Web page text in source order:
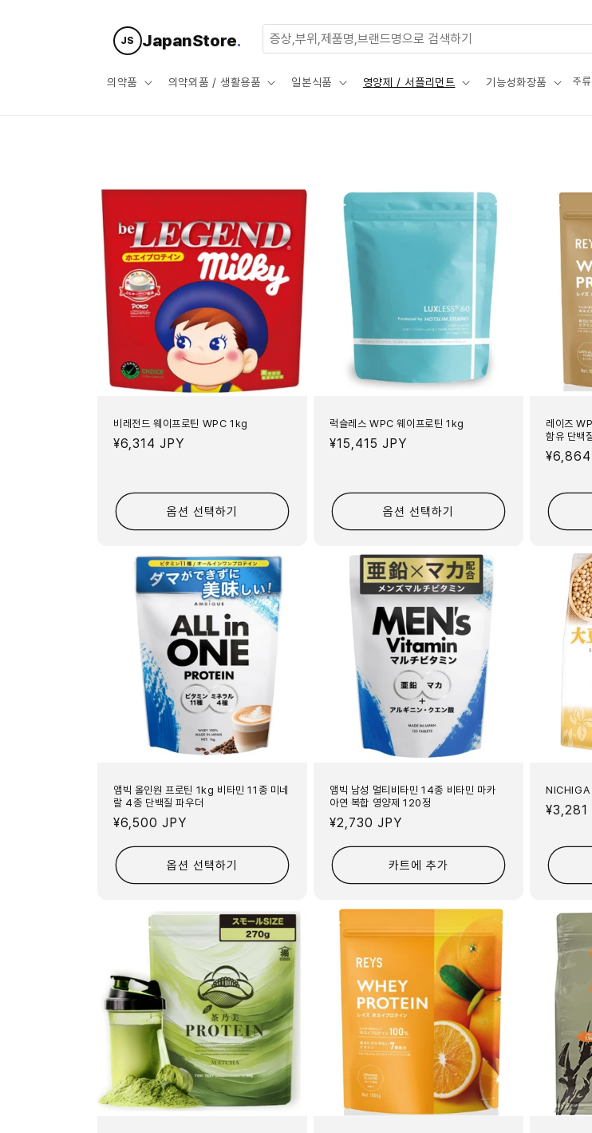
JS JapanStore.
의약품 의약외품 / 생활용품 일본식품 영양제 / 서플리먼트 기능성화장품 주류
비레전드 웨이프로틴 WPC 1kg
정
¥6,314 JPY
옵션 선택하기
럭슬레스 WPC 웨이프로틴 1kg
정
¥15,415 JPY
옵션 선택하기
레이즈
함유 단백
정
앰빅 올인원 프로틴 1kg 비타민 11종 미네
랄 4종 단백질 파우더
정
¥6,500 JPY
옵션 선택하기
앰빅 남성 멀티비타민 14종 비타민 마카
아연 복합 영양제 120정
정
¥2,730 JPY
카트에 추가
NICHIGA
정
¥3,281